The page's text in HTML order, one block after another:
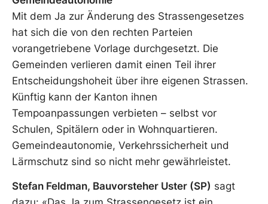
Mit dem Ja zur Änderung des Strassengesetzes
hat sich die von den rechten Parteien
vorangetriebene Vorlage durchgesetzt. Die
Gemeinden verlieren damit einen Teil ihrer
Entscheidungshoheit über ihre eigenen Strassen.
Künftig kann der Kanton ihnen
Tempoanpassungen verbieten – selbst vor
Schulen, Spitälern oder in Wohnquartieren.
Gemeindeautonomie, Verkehrssicherheit und
Lärmschutz sind so nicht mehr gewährleistet.
Stefan Feldman, Bauvorsteher Uster (SP) sagt